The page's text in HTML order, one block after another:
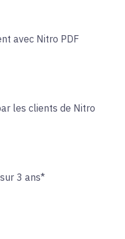
avec Nitro PDF
les clients de Nitro
3 ans*